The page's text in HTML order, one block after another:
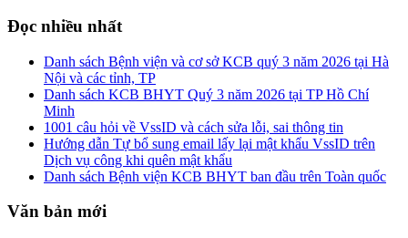
Đọc nhiều nhất
Danh sách Bệnh viện và cơ sở KCB quý 3 năm 2026 tại Hà
Nội và các tỉnh, TP
Danh sách KCB BHYT Quý 3 năm 2026 tại TP Hồ Chí
Minh
1001 câu hỏi về VssID và cách sửa lỗi, sai thông tin
Hướng dẫn Tự bổ sung email lấy lại mật khẩu VssID trên
Dịch vụ công khi quên mật khẩu
Danh sách Bệnh viện KCB BHYT ban đầu trên Toàn quốc
Văn bản mới